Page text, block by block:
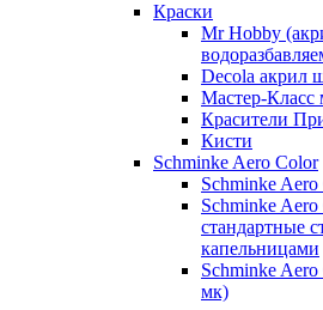
Краски
Mr Hobby
Decola акрил
Мастер-Класс
Красители
Кисти
Schminke Aero Color
Schminke
Schminke
стандартные
капельницами
Schminke
мк)